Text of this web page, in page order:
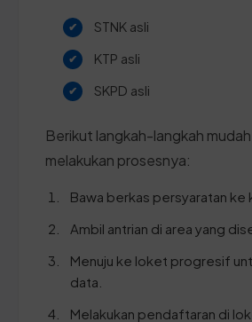
STNK asli
KTP asli
SKPD asli
Berikut langkah-langkah
melakukan prosesnya:
Bawa berkas persyaratan ke
Ambil antrian di area yang
Menuju ke loket progresif
data.
Melakukan pendaftaran di